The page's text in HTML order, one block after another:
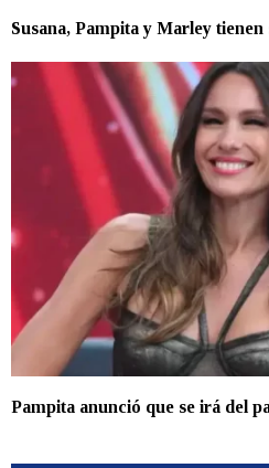
Susana, Pampita y Marley
Pampita anunció que se irá del